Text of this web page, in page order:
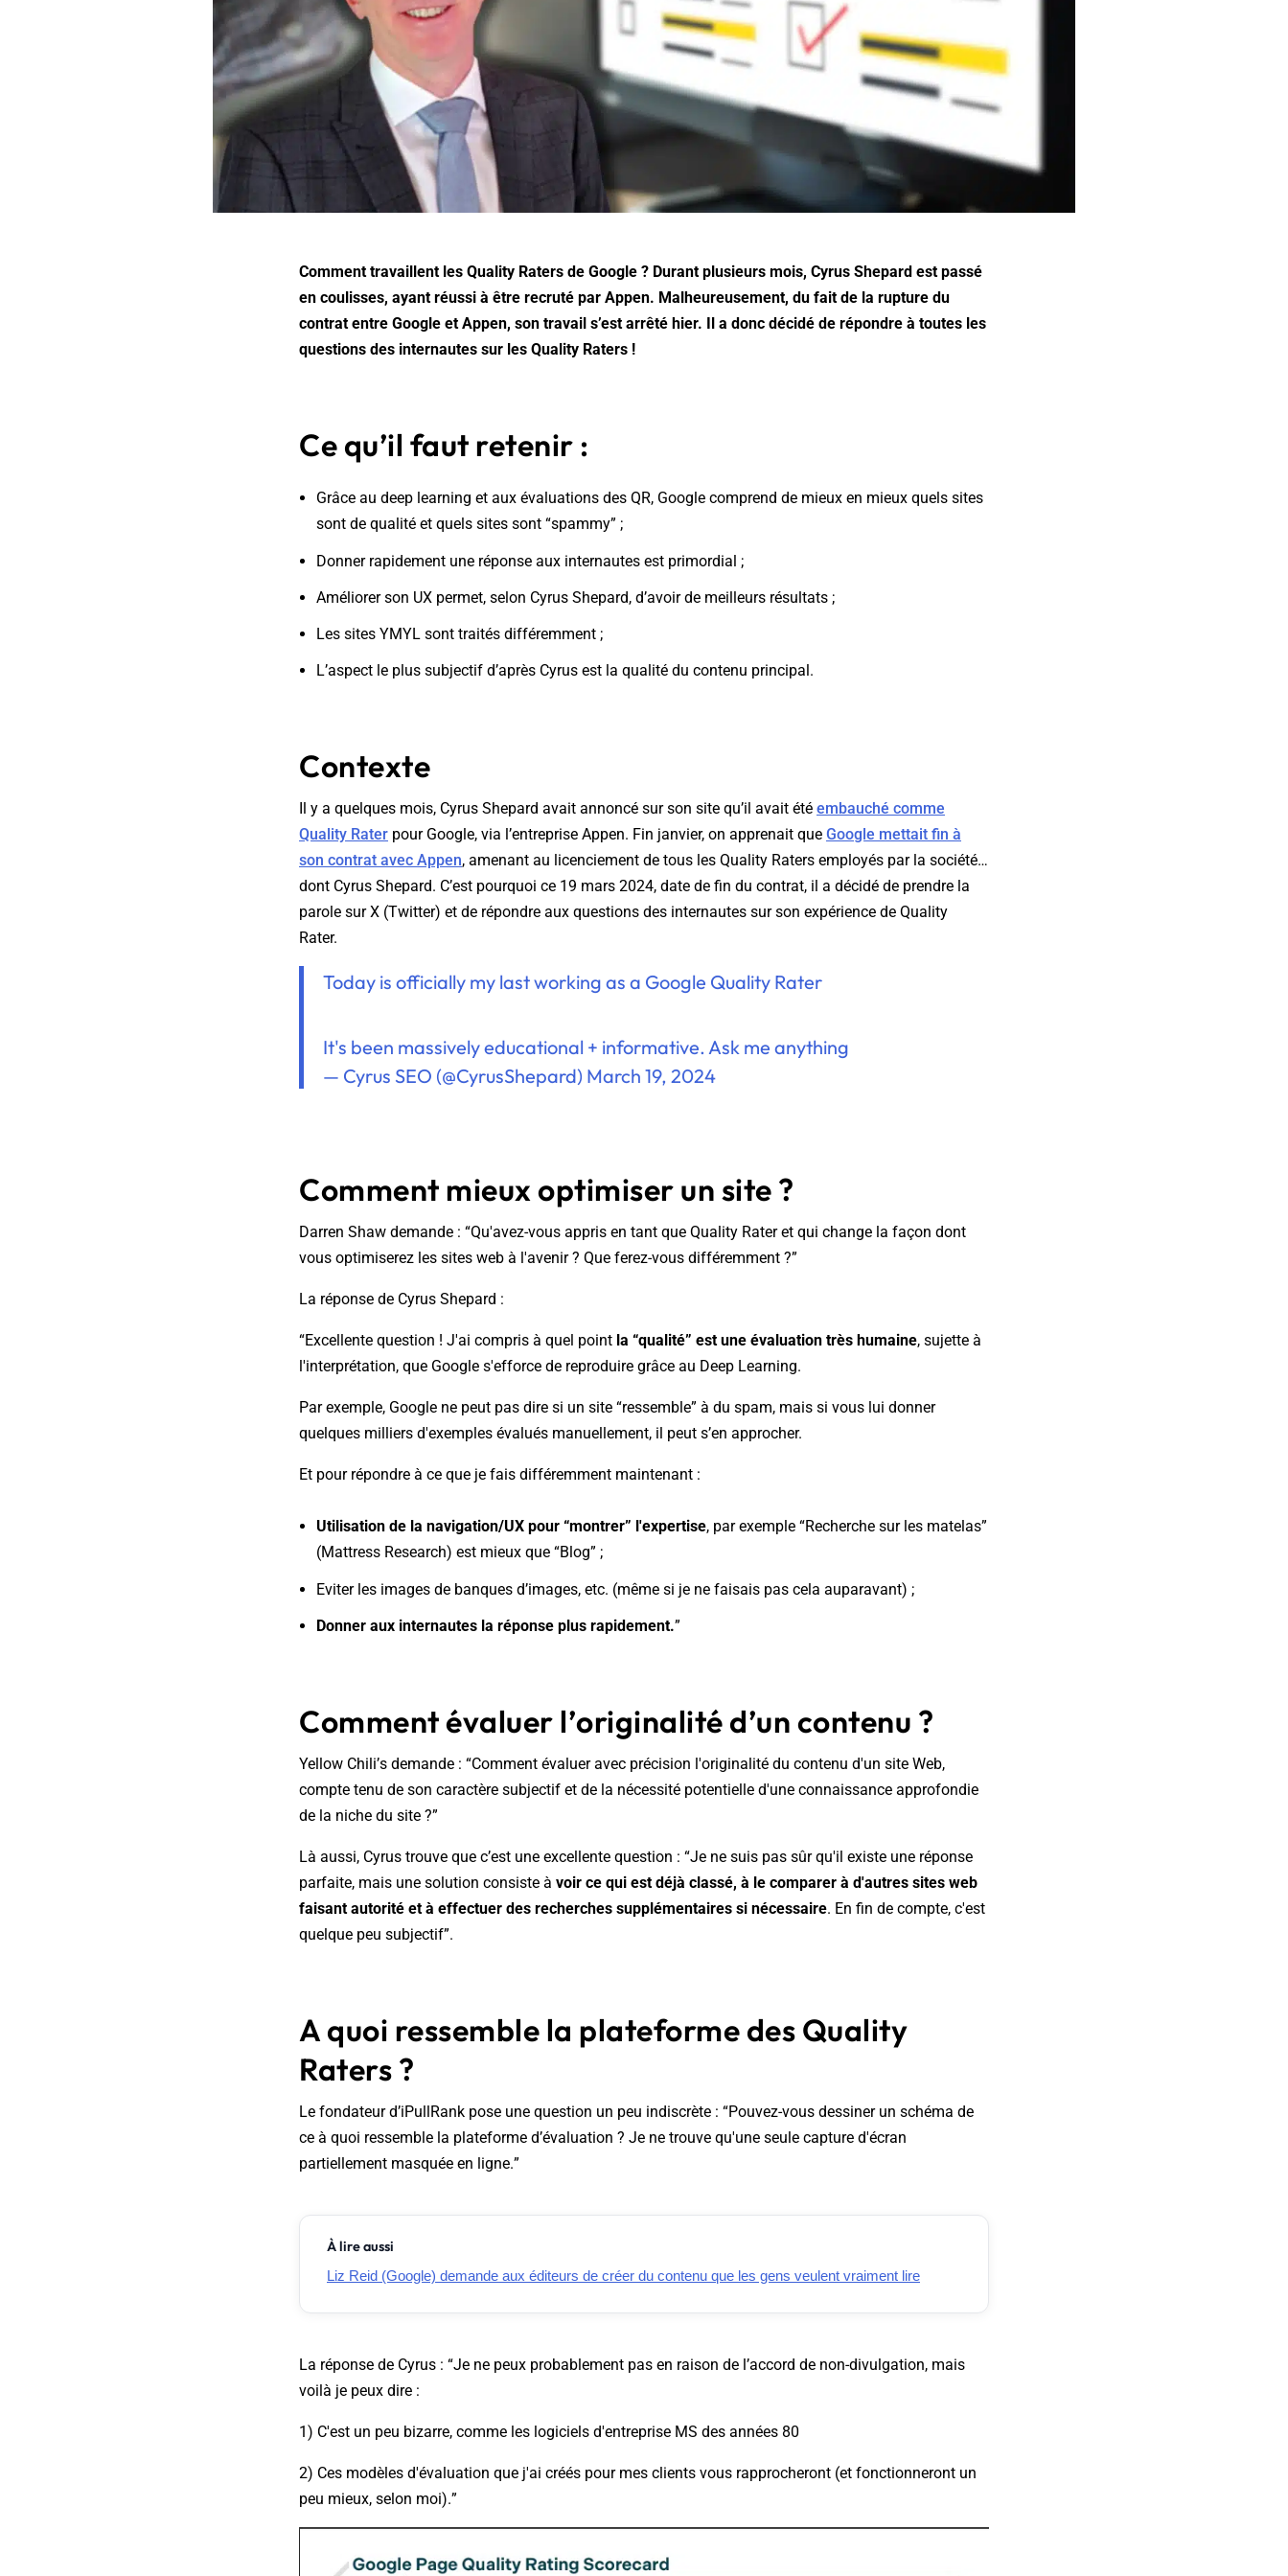
Comment travaillent les Quality Raters de Google ? Durant plusieurs mois, Cyrus Shepard est passé
en coulisses, ayant réussi à être recruté par Appen. Malheureusement, du fait de la rupture du
contrat entre Google et Appen, son travail s’est arrêté hier. Il a donc décidé de répondre à toutes les
questions des internautes sur les Quality Raters !
Ce qu’il faut retenir :
Grâce au deep learning et aux évaluations des QR, Google comprend de mieux en mieux quels sites
sont de qualité et quels sites sont “spammy” ;
Donner rapidement une réponse aux internautes est primordial ;
Améliorer son UX permet, selon Cyrus Shepard, d’avoir de meilleurs résultats ;
Les sites YMYL sont traités différemment ;
L’aspect le plus subjectif d’après Cyrus est la qualité du contenu principal.
Contexte
Il y a quelques mois, Cyrus Shepard avait annoncé sur son site qu’il avait été embauché comme
Quality Rater pour Google, via l’entreprise Appen. Fin janvier, on apprenait que Google mettait fin à
son contrat avec Appen, amenant au licenciement de tous les Quality Raters employés par la société…
dont Cyrus Shepard. C’est pourquoi ce 19 mars 2024, date de fin du contrat, il a décidé de prendre la
parole sur X (Twitter) et de répondre aux questions des internautes sur son expérience de Quality
Rater.
Today is officially my last working as a Google Quality Rater
It's been massively educational + informative. Ask me anything
— Cyrus SEO (@CyrusShepard) March 19, 2024
Comment mieux optimiser un site ?
Darren Shaw demande : “Qu'avez-vous appris en tant que Quality Rater et qui change la façon dont
vous optimiserez les sites web à l'avenir ? Que ferez-vous différemment ?”
La réponse de Cyrus Shepard :
“Excellente question ! J'ai compris à quel point la “qualité” est une évaluation très humaine, sujette à
l'interprétation, que Google s'efforce de reproduire grâce au Deep Learning.
Par exemple, Google ne peut pas dire si un site “ressemble” à du spam, mais si vous lui donner
quelques milliers d'exemples évalués manuellement, il peut s’en approcher.
Et pour répondre à ce que je fais différemment maintenant :
Utilisation de la navigation/UX pour “montrer” l'expertise, par exemple “Recherche sur les matelas”
(Mattress Research) est mieux que “Blog” ;
Eviter les images de banques d’images, etc. (même si je ne faisais pas cela auparavant) ;
Donner aux internautes la réponse plus rapidement.”
Comment évaluer l’originalité d’un contenu ?
Yellow Chili’s demande : “Comment évaluer avec précision l'originalité du contenu d'un site Web,
compte tenu de son caractère subjectif et de la nécessité potentielle d'une connaissance approfondie
de la niche du site ?”
Là aussi, Cyrus trouve que c’est une excellente question : “Je ne suis pas sûr qu'il existe une réponse
parfaite, mais une solution consiste à voir ce qui est déjà classé, à le comparer à d'autres sites web
faisant autorité et à effectuer des recherches supplémentaires si nécessaire. En fin de compte, c'est
quelque peu subjectif”.
A quoi ressemble la plateforme des Quality
Raters ?
Le fondateur d’iPullRank pose une question un peu indiscrète : “Pouvez-vous dessiner un schéma de
ce à quoi ressemble la plateforme d’évaluation ? Je ne trouve qu'une seule capture d'écran
partiellement masquée en ligne.”
À lire aussi
Liz Reid (Google) demande aux éditeurs de créer du contenu que les gens veulent vraiment lire
La réponse de Cyrus : “Je ne peux probablement pas en raison de l’accord de non-divulgation, mais
voilà je peux dire :
1) C'est un peu bizarre, comme les logiciels d'entreprise MS des années 80
2) Ces modèles d'évaluation que j'ai créés pour mes clients vous rapprocheront (et fonctionneront un
peu mieux, selon moi).”